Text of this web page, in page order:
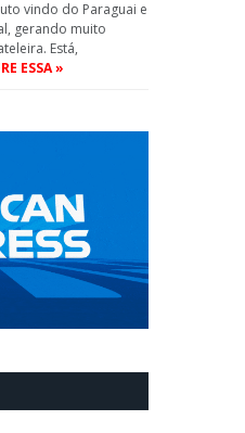
vindo do Paraguai e
gerando muito
Está,
ESSA »